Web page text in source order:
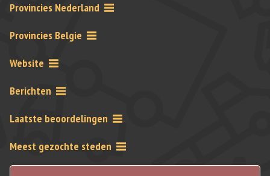
Provincies Nederland
Provincies Belgie
Website
Berichten
Laatste beoordelingen
Meest gezochte steden